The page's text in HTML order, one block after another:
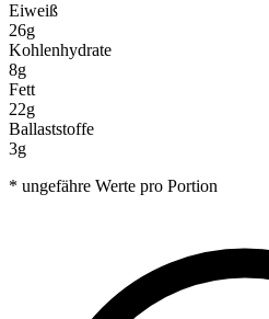
Eiweiß
26g
Kohlenhydrate
8g
Fett
22g
Ballaststoffe
3g
* ungefähre Werte pro Portion